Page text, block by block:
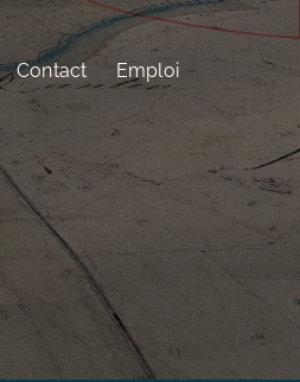
Contact Emploi